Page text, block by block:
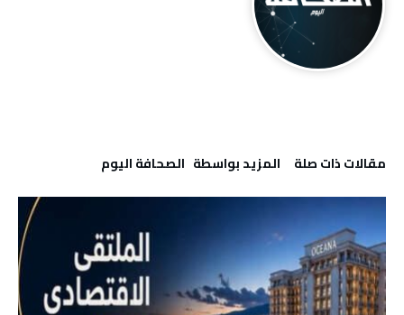
‫مقالات ذات صلة‬ ‫‫المزيد بواسطة‬ ‬ ‭ ‬الصحافة‭ ‬اليوم